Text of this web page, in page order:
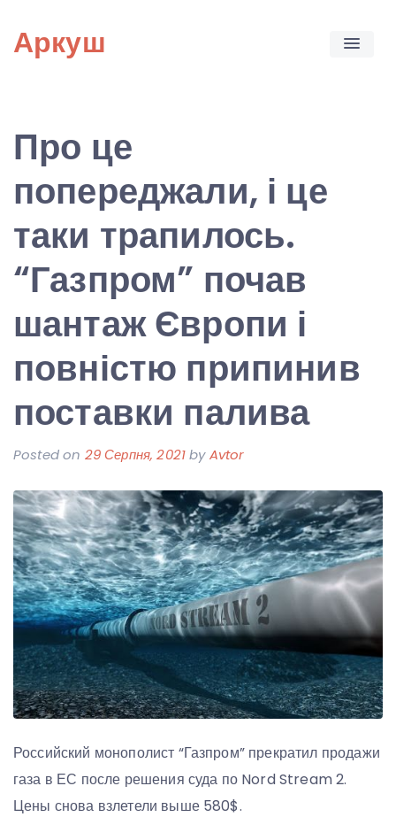
content
Аркуш
Про це
попереджали, і це
таки трапилось.
“Газпром” почав
шантаж Європи і
повністю припинив
поставки палива
Posted on 29 Серпня, 2021byAvtor
Российский монополист “Газпром” прекратил продажи
газа в ЕС после решения суда по Nord Stream 2.
Цены снова взлетели выше 580$.